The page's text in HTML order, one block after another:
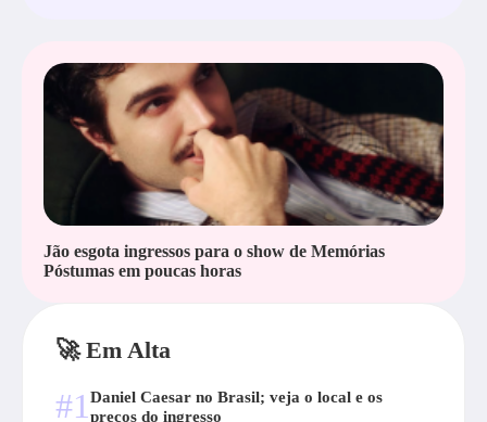
Jão esgota ingressos para o show de Memórias
Póstumas em poucas horas
🚀 Em Alta
#1 Daniel Caesar no Brasil; veja o local e os
preços do ingresso